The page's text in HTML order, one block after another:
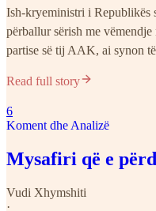
Ish-kryeministri i Republikës
përballur sërish me
partise së tij AAK, ai synon
Read full story
6
Koment dhe Analizë
Mysafiri që e
Vudi Xhymshiti
·